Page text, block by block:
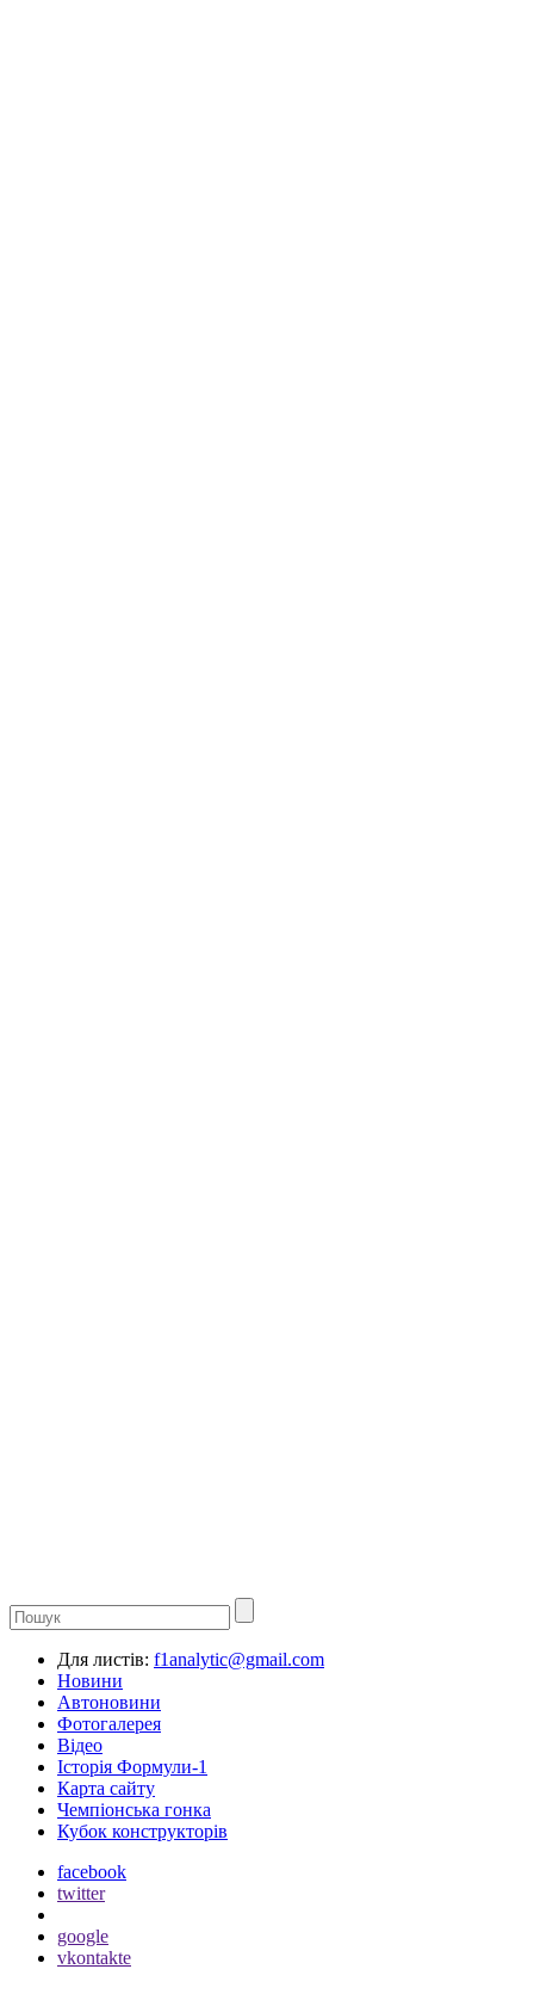
Для листів: f1analytic@gmail.com
Новини
Автоновини
Фотогалерея
Відео
Історія Формули-1
Карта сайту
Чемпіонська гонка
Кубок конструкторів
facebook
twitter
google
vkontakte